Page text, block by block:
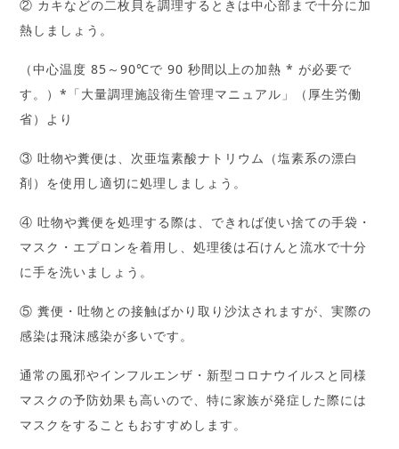
② カキなどの二枚貝を調理するときは中心部まで十分に加
熱しましょう。
（中心温度 85～90℃で 90 秒間以上の加熱 * が必要で
す。）*「大量調理施設衛生管理マニュアル」（厚生労働
省）より
③ 吐物や糞便は、次亜塩素酸ナトリウム（塩素系の漂白
剤）を使用し適切に処理しましょう。
④ 吐物や糞便を処理する際は、できれば使い捨ての手袋・
マスク・エプロンを着用し、処理後は石けんと流水で十分
に手を洗いましょう。
⑤ 糞便・吐物との接触ばかり取り沙汰されますが、実際の
感染は飛沫感染が多いです。
通常の風邪やインフルエンザ・新型コロナウイルスと同様
マスクの予防効果も高いので、特に家族が発症した際には
マスクをすることもおすすめします。